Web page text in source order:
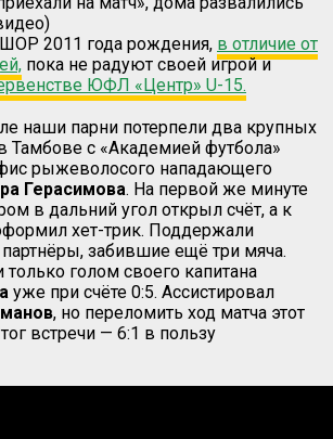
2011 года рождения, в отличие от
пока не радуют своей игрой и
ЮФЛ «Центр» U-15.
наши парни потерпели два крупных
Тамбове с «Академией футбола»
рыжеволосого нападающего
Герасимова. На первой же минуте
в дальний угол открыл счёт, а к
хет-трик. Поддержали
забившие ещё три мяча.
только голом своего капитана
уже при счёте 0:5. Ассистировал
, но переломить ход матча этот
встречи — 6:1 в пользу